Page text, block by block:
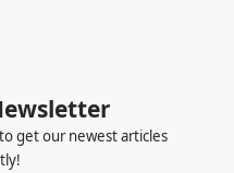
get our newest articles